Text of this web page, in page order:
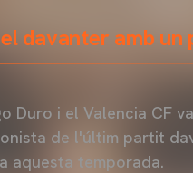
davanter amb un
Duro i el Valencia CF
de l'últim partit
aquesta temporada.